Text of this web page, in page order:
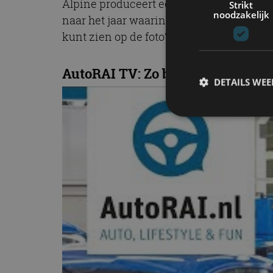
Alpine produceert eerst de A110
naar het jaar waarin Alpine werd
kunt zien op de foto’s – en wordt
AutoRAI TV: Zo bouwt Alpine de
Strikt
noodzakelijk
DETAILS
Strikt noodzakelijke
accountbeheer. De
cf_clearance